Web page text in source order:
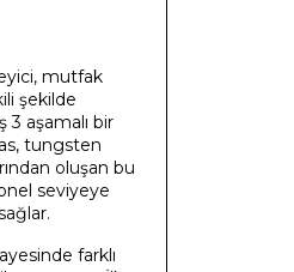
mutfak
şekilde
aşamalı bir
tungsten
oluşan bu
seviyeye
farklı